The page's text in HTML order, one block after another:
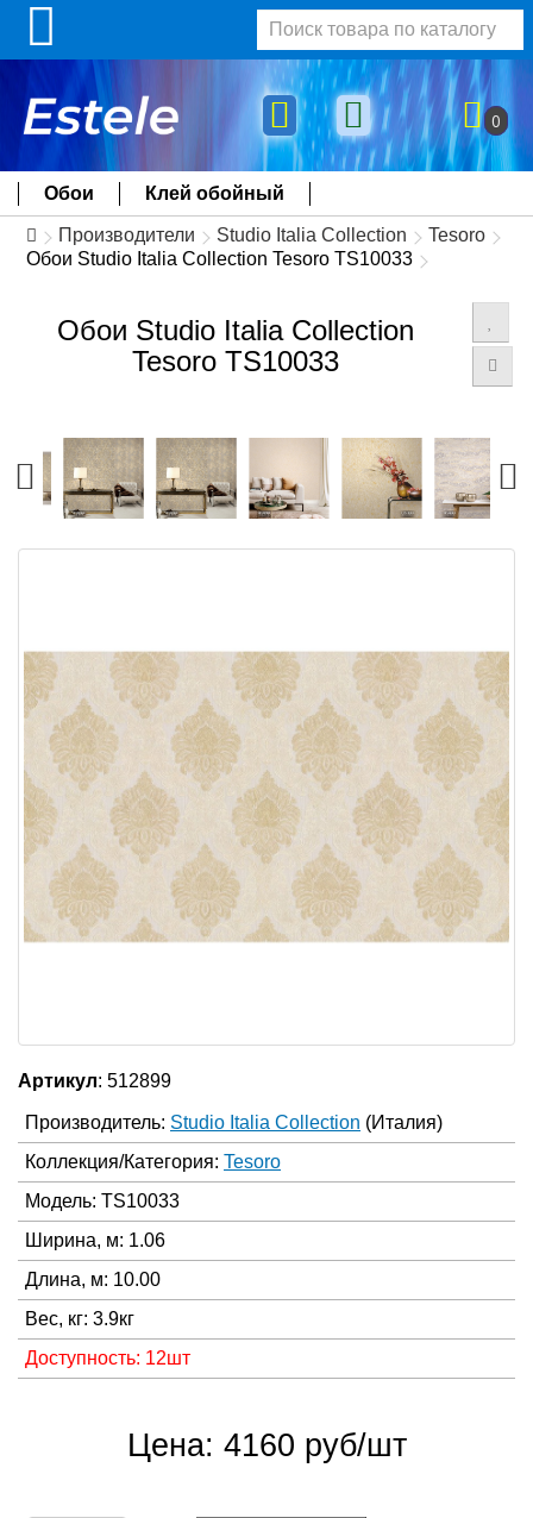
0
Обои Клей обойный
Производители Studio Italia Collection
Tesoro
Обои Studio Italia Collection Tesoro TS10033
Обои Studio Italia Collection
Tesoro TS10033
Артикул: 512899
Производитель: Studio Italia Collection (Италия)
Коллекция/Категория: Tesoro
Модель: TS10033
Ширина, м: 1.06
Длина, м: 10.00
Вес, кг: 3.9кг
Доступность: 12шт
Цена: 4160 руб/шт